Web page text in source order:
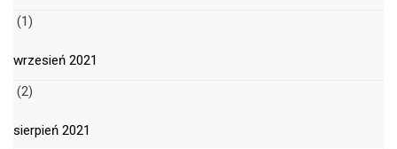
(1)
wrzesień 2021
(2)
sierpień 2021